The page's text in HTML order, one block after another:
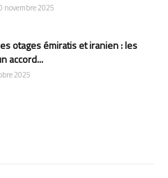
novembre 2025
otages émiratis et iranien : les
accord...
2025